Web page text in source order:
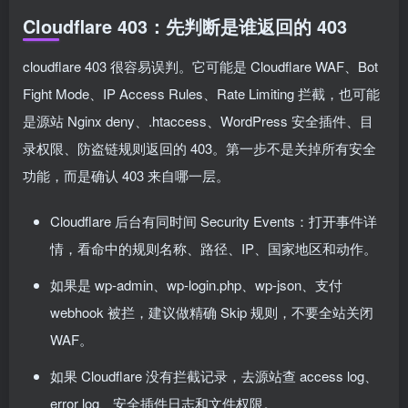
Cloudflare 403：先判断是谁返回的 403
cloudflare 403 很容易误判。它可能是 Cloudflare WAF、Bot
Fight Mode、IP Access Rules、Rate Limiting 拦截，也可能
是源站 Nginx deny、.htaccess、WordPress 安全插件、目
录权限、防盗链规则返回的 403。第一步不是关掉所有安全
功能，而是确认 403 来自哪一层。
Cloudflare 后台有同时间 Security Events：打开事件详
情，看命中的规则名称、路径、IP、国家地区和动作。
如果是 wp-admin、wp-login.php、wp-json、支付
webhook 被拦，建议做精确 Skip 规则，不要全站关闭
WAF。
如果 Cloudflare 没有拦截记录，去源站查 access log、
error log、安全插件日志和文件权限。